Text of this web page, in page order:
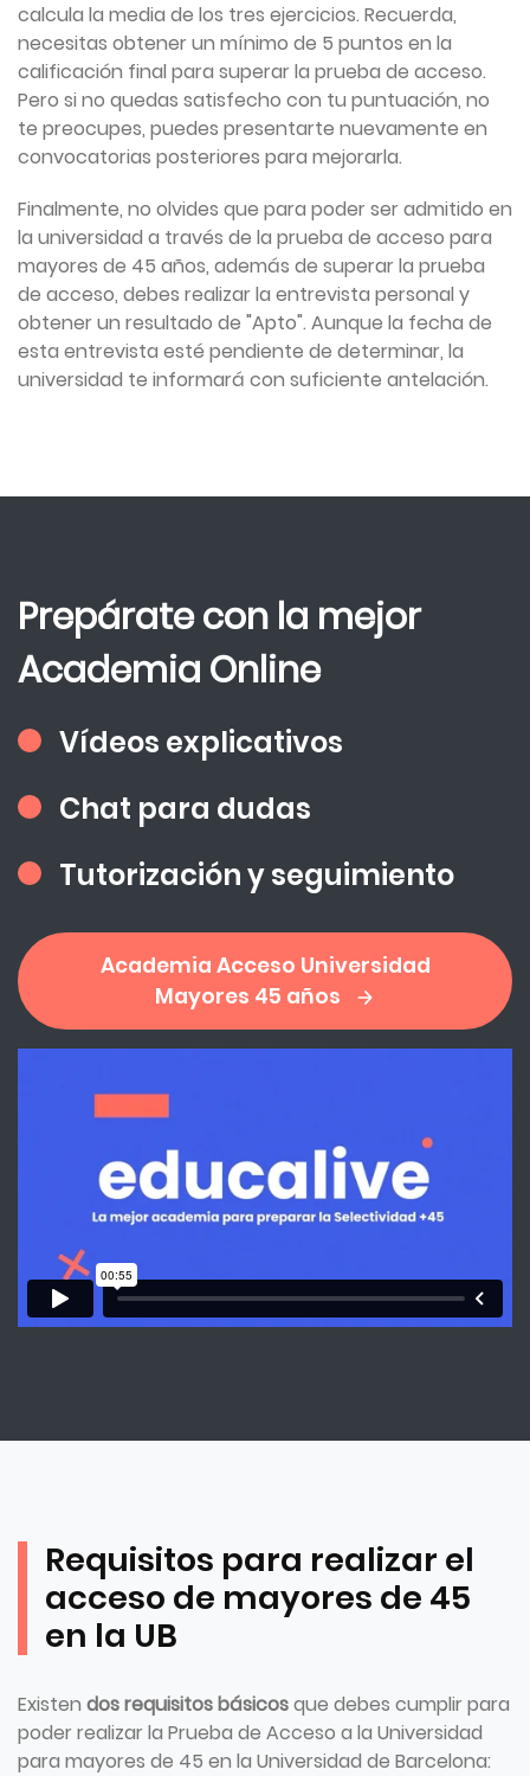
calcula la media de los tres ejercicios. Recuerda,
necesitas obtener un mínimo de 5 puntos en la
calificación final para superar la prueba de acceso.
Pero si no quedas satisfecho con tu puntuación, no
te preocupes, puedes presentarte nuevamente en
convocatorias posteriores para mejorarla.
Finalmente, no olvides que para poder ser admitido en
la universidad a través de la prueba de acceso para
mayores de 45 años, además de superar la prueba
de acceso, debes realizar la entrevista personal y
obtener un resultado de "Apto". Aunque la fecha de
esta entrevista esté pendiente de determinar, la
universidad te informará con suficiente antelación.
Prepárate con la mejor
Academia Online
Vídeos explicativos
Chat para dudas
Tutorización y seguimiento
Academia Acceso Universidad
Mayores 45 años
Requisitos para realizar el
acceso de mayores de 45
en la UB
Existen dos requisitos básicosque debes cumplir para
poder realizar la Prueba de Acceso a la Universidad
para mayores de 45 en la Universidad de Barcelona: